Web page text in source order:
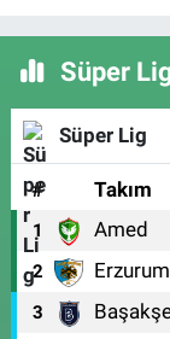
Süper
Süper Lig
# Takım
1 Amed
2
3